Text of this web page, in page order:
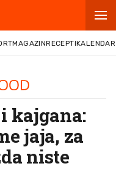
MAGAZINRECEPTIKALENDAR
kajgana:
jaja, za
niste